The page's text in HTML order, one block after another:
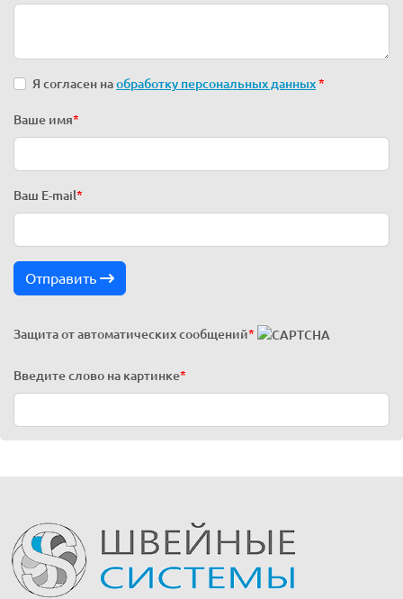
Я согласен наобработку персональных данных*
Ваше имя*
Ваш E-mail *
Отправить
Защита от автоматических сообщений*
Введите слово на картинке*